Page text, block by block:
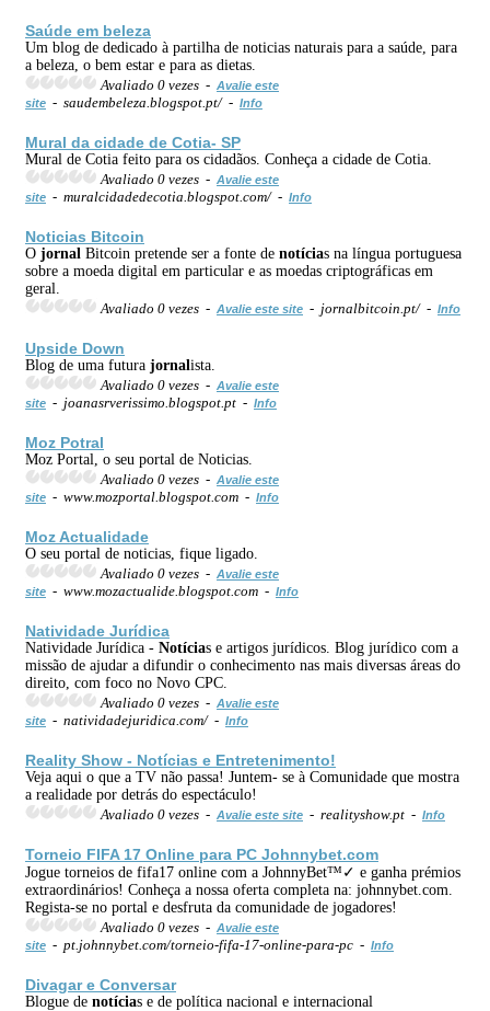
Saúde em beleza
Um blog de dedicado à partilha de noticias naturais para a saúde, para
a beleza, o bem estar e para as dietas.
Avaliado 0 vezes - Avalie este
site - saudembeleza.blogspot.pt/ - Info
Mural da cidade de Cotia- SP
Mural de Cotia feito para os cidadãos. Conheça a cidade de Cotia.
Avaliado 0 vezes - Avalie este
site - muralcidadedecotia.blogspot.com/ - Info
Noticias Bitcoin
O jornal Bitcoin pretende ser a fonte de notícias na língua portuguesa
sobre a moeda digital em particular e as moedas criptográficas em
geral.
Avaliado 0 vezes - Avalie este site - jornalbitcoin.pt/ - Info
Upside Down
Blog de uma futura jornal ista.
Avaliado 0 vezes - Avalie este
site - joanasrverissimo.blogspot.pt - Info
Moz Potral
Moz Portal, o seu portal de Noticias.
Avaliado 0 vezes - Avalie este
site - www.mozportal.blogspot.com - Info
Moz Actualidade
O seu portal de noticias, fique ligado.
Avaliado 0 vezes - Avalie este
site - www.mozactualide.blogspot.com - Info
Natividade Jurídica
Natividade Jurídica - Notícias e artigos jurídicos. Blog jurídico com a
missão de ajudar a difundir o conhecimento nas mais diversas áreas do
direito, com foco no Novo CPC.
Avaliado 0 vezes - Avalie este
site - natividadejuridica.com/ - Info
Reality Show - Notícias e Entretenimento!
Veja aqui o que a TV não passa! Juntem- se à Comunidade que mostra
a realidade por detrás do espectáculo!
Avaliado 0 vezes - Avalie este site - realityshow.pt - Info
Torneio FIFA 17 Online para PC Johnnybet.com
Jogue torneios de fifa17 online com a JohnnyBet™✓ e ganha prémios
extraordinários! Conheça a nossa oferta completa na: johnnybet.com.
Regista-se no portal e desfruta da comunidade de jogadores!
Avaliado 0 vezes - Avalie este
site - pt.johnnybet.com/torneio-fifa-17-online-para-pc - Info
Divagar e Conversar
Blogue de notícias e de política nacional e internacional